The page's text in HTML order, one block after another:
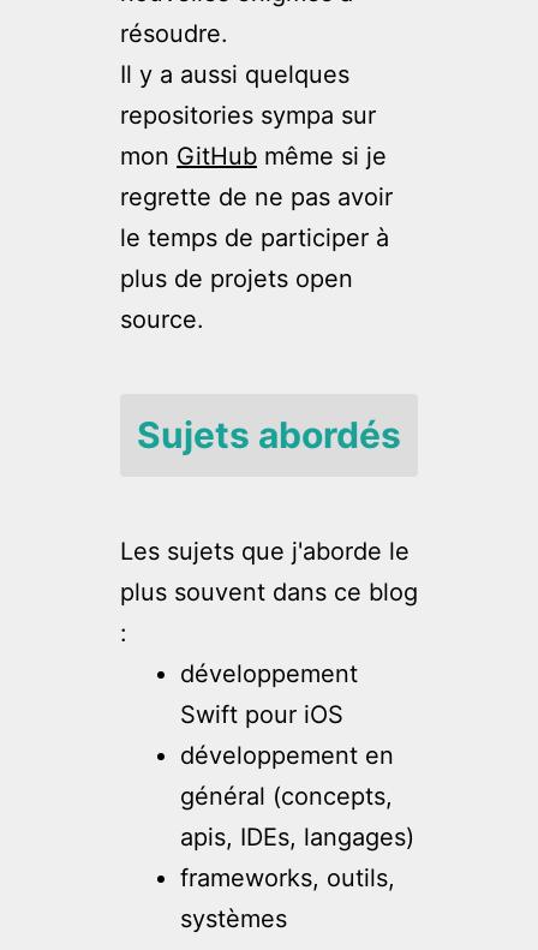
résoudre.
Il y a aussi quelques
repositories sympa sur
mon GitHub même si je
regrette de ne pas avoir
le temps de participer à
plus de projets open
source.
Sujets abordés
Les sujets que j'aborde le
plus souvent dans ce blog
:
développement
Swift pour iOS
développement en
général (concepts,
apis, IDEs, langages)
frameworks, outils,
systèmes